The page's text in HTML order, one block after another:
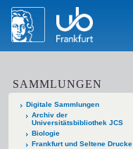
SAMMLUNGEN
Digitale Sammlungen
Archiv der
Universitätsbibliothek JCS
Biologie
Frankfurt und Seltene Drucke